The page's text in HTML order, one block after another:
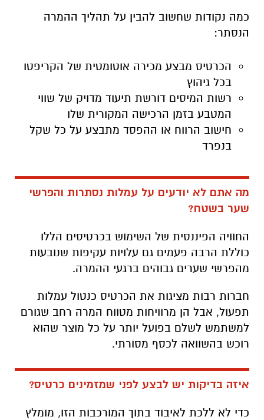
כמה נקודות שחשוב להבין על תהליך ההמרה
הנסתר:
הכרטיס מבצע מכירה אוטומטית של הקריפטו
בכל גיהוץ
רשות המיסים דורשת תיעוד מדויק של שווי
המטבע בזמן הרכישה המקורית שלו
חישוב הרווח או ההפסד מתבצע על כל שקל
בנפרד
מה אתם לא יודעים על עמלות נסתרות והפרשי
שער בשטח?
החוויה הפיננסית של השימוש בכרטיסים הללו
כוללת הרבה פעמים גם עלויות עקיפות שנובעות
מהפרשי שערים גבוהים ברגעי ההמרה.
חברות רבות מציגות את הכרטיס כנטול עמלות
תפעול, אבל הן מרוויחות מטווח המרה רחב שגורם
למשתמש לשלם בפועל יותר על כל מוצר שהוא
רוכש בהשוואה לכסף מסורתי.
איזה בדיקות יש לבצע לפני שמזמינים כרטיס?
כדי לא ללכת לאיבוד בתוך המורכבות הזו, מומלץ